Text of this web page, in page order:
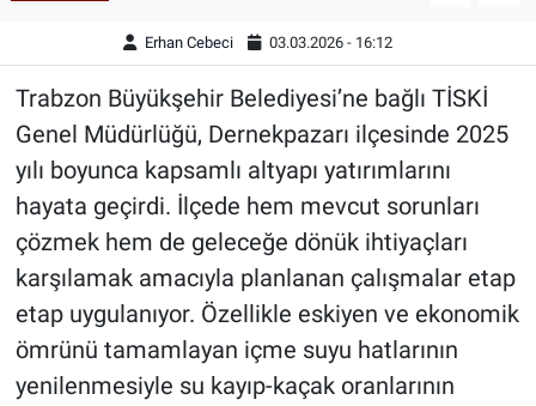
Erhan Cebeci 03.03.2026 - 16:12
Trabzon Büyükşehir Belediyesi’ne bağlı TİSKİ
Genel Müdürlüğü, Dernekpazarı ilçesinde 2025
yılı boyunca kapsamlı altyapı yatırımlarını
hayata geçirdi. İlçede hem mevcut sorunları
çözmek hem de geleceğe dönük ihtiyaçları
karşılamak amacıyla planlanan çalışmalar etap
etap uygulanıyor. Özellikle eskiyen ve ekonomik
ömrünü tamamlayan içme suyu hatlarının
yenilenmesiyle su kayıp-kaçak oranlarının